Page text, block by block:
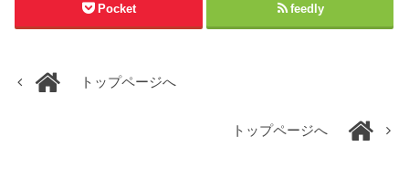
Pocket feedly
トップページへ
トップページへ